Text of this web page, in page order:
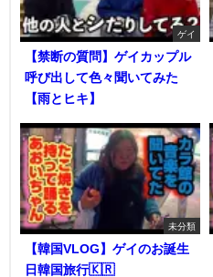
ゲイ
【禁断の質問】ゲイカップル
呼び出して色々聞いてみた
【雨とヒキ】
未分類
【韓国VLOG】ゲイのお誕生
日韓国旅行🇰🇷